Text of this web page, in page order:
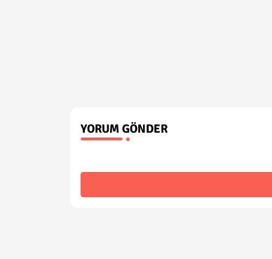
YORUM GÖNDER